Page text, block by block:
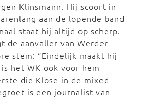
Klinsmann. Hij scoort in
aan de lopende band
staat hij altijd op scherp.
de aanvaller van Werder
stem: “Eindelijk maakt hij
het WK ook voor hem
die Klose in de mixed
is een journalist van